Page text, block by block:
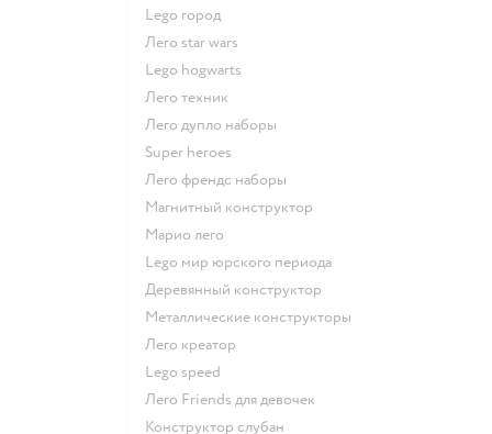
Lego город
Лего star wars
Lego hogwarts
Лего техник
Лего дупло наборы
Super heroes
Лего френдс наборы
Магнитный конструктор
Марио лего
Lego мир юрского периода
Деревянный конструктор
Металлические конструкторы
Лего креатор
Lego speed
Лего Friends для девочек
Конструктор слубан